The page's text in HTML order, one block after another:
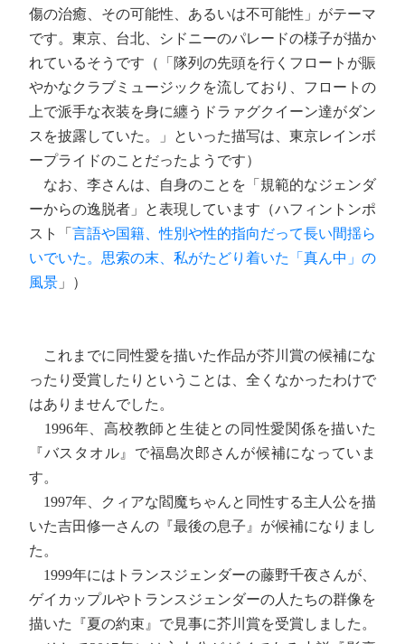
傷の治癒、その可能性、あるいは不可能性」がテーマ
です。東京、台北、シドニーのパレードの様子が描か
れているそうです（「隊列の先頭を行くフロートが賑
やかなクラブミュージックを流しており、フロートの
上で派手な衣装を身に纏うドラァグクイーン達がダン
スを披露していた。」といった描写は、東京レインボ
ープライドのことだったようです）
なお、李さんは、自身のことを「規範的なジェンダ
ーからの逸脱者」と表現しています（ハフィントンポ
スト「 言語や国籍、性別や性的指向だって長い間揺ら
いでいた。思索の末、私がたどり着いた「真ん中」の
風景 」）
これまでに同性愛を描いた作品が芥川賞の候補にな
ったり受賞したりということは、全くなかったわけで
はありませんでした。
1996年、高校教師と生徒との同性愛関係を描いた
『バスタオル』で福島次郎さんが候補になっていま
す。
1997年、クィアな閻魔ちゃんと同性する主人公を描
いた吉田修一さんの『最後の息子』が候補になりまし
た。
1999年にはトランスジェンダーの藤野千夜さんが、
ゲイカップルやトランスジェンダーの人たちの群像を
描いた『夏の約束』で見事に芥川賞を受賞しました。